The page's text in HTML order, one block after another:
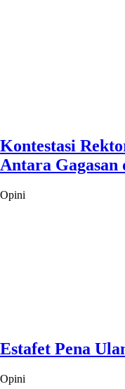
Kontestasi
Antara
Opini
Estafet Pena
Opini